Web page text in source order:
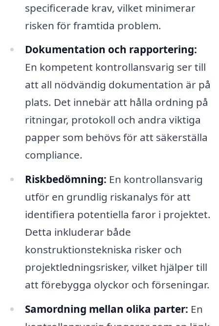
specificerade krav, vilket minimerar
risken för framtida problem.
Dokumentation och rapportering:
En kompetent kontrollansvarig ser till
att all nödvändig dokumentation är på
plats. Det innebär att hålla ordning på
ritningar, protokoll och andra viktiga
papper som behövs för att säkerställa
compliance.
Riskbedömning: En kontrollansvarig
utför en grundlig riskanalys för att
identifiera potentiella faror i projektet.
Detta inkluderar både
konstruktionstekniska risker och
projektledningsrisker, vilket hjälper till
att förebygga olyckor och förseningar.
Samordning mellan olika parter: En